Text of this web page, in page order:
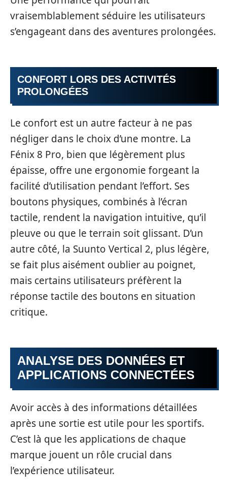
vraisemblablement séduire les utilisateurs
s’engageant dans des aventures prolongées.
CONFORT LORS DES ACTIVITÉS
PROLONGÉES
Le confort est un autre facteur à ne pas
négliger dans le choix d’une montre. La
Fénix 8 Pro, bien que légèrement plus
épaisse, offre une ergonomie forgeant la
facilité d’utilisation pendant l’effort. Ses
boutons physiques, combinés à l’écran
tactile, rendent la navigation intuitive, qu’il
pleuve ou que le terrain soit glissant. D’un
autre côté, la Suunto Vertical 2, plus légère,
se fait plus aisément oublier au poignet,
mais certains utilisateurs préfèrent la
réponse tactile des boutons en situation
critique.
ANALYSE DES DONNÉES ET
APPLICATIONS CONNECTÉES
Avoir accès à des informations détaillées
après une sortie est utile pour les sportifs.
C’est là que les applications de chaque
marque jouent un rôle crucial dans
l’expérience utilisateur.